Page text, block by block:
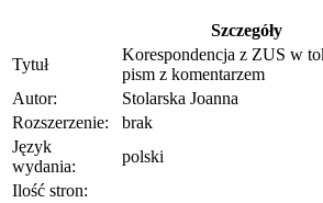
Szczegóły
Tytuł
Korespondencja z ZUS w
pism z komentarzem
Autor:
Stolarska Joanna
Rozszerzenie:
brak
Język
wydania:
polski
Ilość stron: